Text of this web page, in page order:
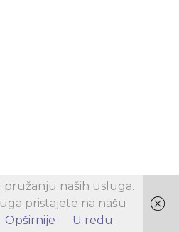
pružanju naših usluga.
pristajete na našu
Opširnije U redu